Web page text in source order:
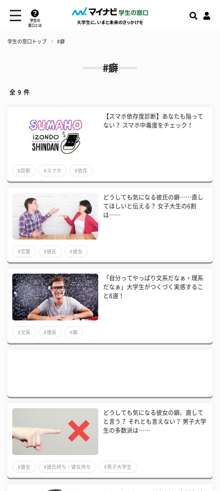
学生の
窓口とは
学生の窓口トップ #癖
#癖
全 9 件
【スマホ依存度診断】あなたも陥って
ない？ スマホ中毒度をチェック！
#診断 #スマホ #依存
どうしても気になる彼氏の癖……直し
てほしいと伝える？ 女子大生の6割
は……
#恋愛 #彼氏 #彼女
「自分ってやっぱり文系だなぁ・理系
だなぁ」大学生がつくづく実感するこ
と8選！
#文系 #理系 #癖
どうしても気になる彼女の癖、直して
と言う？ それとも言えない？ 男子大学
生の多数派は……
#彼女 #彼氏持ち・彼女持ち #男子大学生